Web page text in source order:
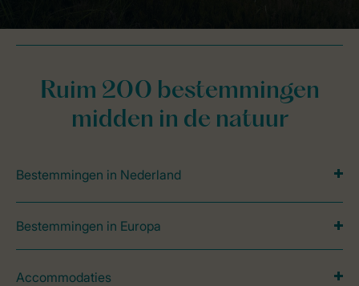
Ruim 200 bestemmingen
midden in de natuur
Bestemmingen in Nederland
Bestemmingen in Europa
Accommodaties